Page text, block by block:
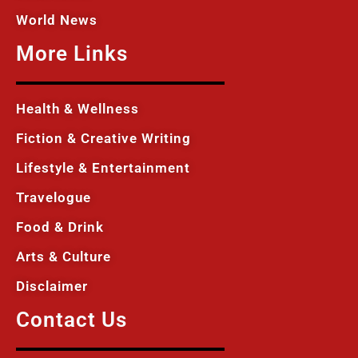
World News
More Links
Health & Wellness
Fiction & Creative Writing
Lifestyle & Entertainment
Travelogue
Food & Drink
Arts & Culture
Disclaimer
Contact Us